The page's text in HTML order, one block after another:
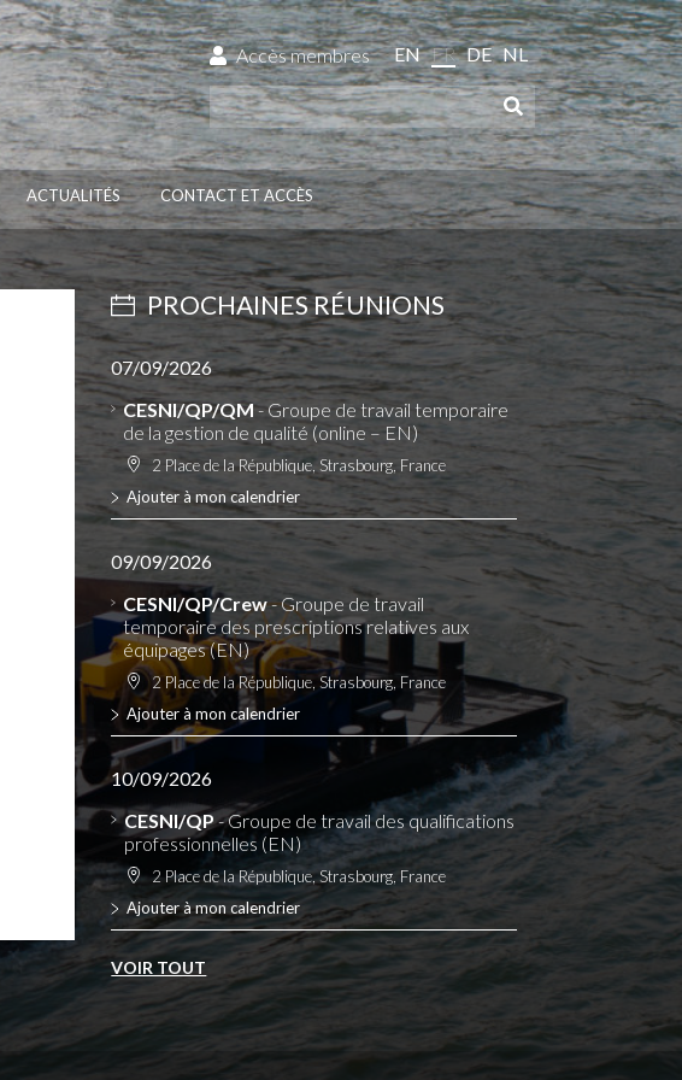
Accès membres EN FR DE NL
ACTUALITÉS CONTACT ET ACCÈS
PROCHAINES RÉUNIONS
07/09/2026
CESNI/QP/QM- Groupe de travail temporaire
de la gestion de qualité (online – EN)
2 Place de la République, Strasbourg, France
Ajouter à mon calendrier
09/09/2026
CESNI/QP/Crew- Groupe de travail
temporaire des prescriptions relatives aux
équipages (EN)
2 Place de la République, Strasbourg, France
Ajouter à mon calendrier
10/09/2026
CESNI/QP- Groupe de travail des qualifications
professionnelles (EN)
2 Place de la République, Strasbourg, France
Ajouter à mon calendrier
VOIR TOUT